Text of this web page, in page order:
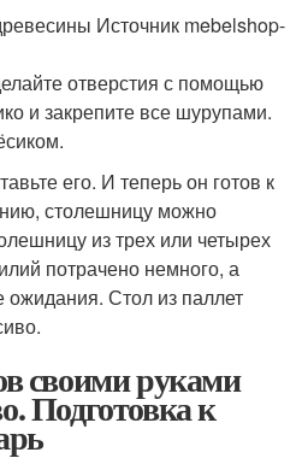
Источник mebelshop-
отверстия с помощью
и закрепите все шурупами.
его. И теперь он готов к
столешницу можно
из трех или четырех
потрачено немного, а
ожидания. Стол из паллет
своими руками
Подготовка к